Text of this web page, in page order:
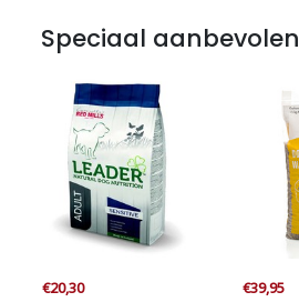
Speciaal aanbevolen
€20,30 €39,95